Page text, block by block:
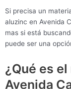
Si precisa un
aluzinc en Avenida
mas si está
puede ser una
¿Qué es
Avenida